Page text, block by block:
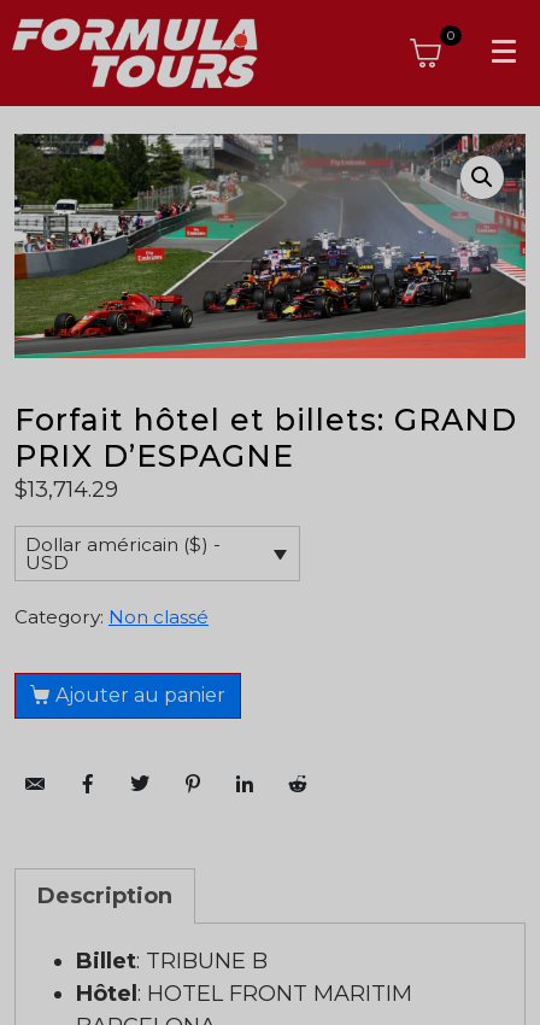
0
Forfait hôtel et billets: GRAND
PRIX D’ESPAGNE
$13,714.29
Dollar américain ($) -
USD
Category: Non classé
Ajouter au panier
Description
Billet: TRIBUNE B
Hôtel: HOTEL FRONT MARITIM